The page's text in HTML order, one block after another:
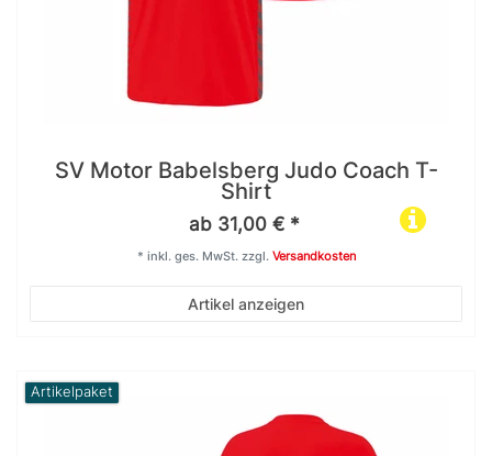
SV Motor Babelsberg Judo Coach T-
Shirt
ab 31,00 € *
Artikel anzeigen
* inkl. ges. MwSt.zzgl. Versandkosten
Artikelpaket